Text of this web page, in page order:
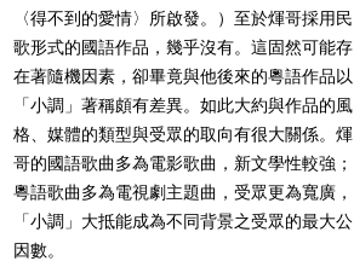
〈得不到的愛情〉所啟發。）至於煇哥採用民
歌形式的國語作品，幾乎沒有。這固然可能存
在著隨機因素，卻畢竟與他後來的粵語作品以
「小調」著稱頗有差異。如此大約與作品的風
格、媒體的類型與受眾的取向有很大關係。煇
哥的國語歌曲多為電影歌曲，新文學性較強；
粵語歌曲多為電視劇主題曲，受眾更為寬廣，
「小調」大抵能成為不同背景之受眾的最大公
因數。